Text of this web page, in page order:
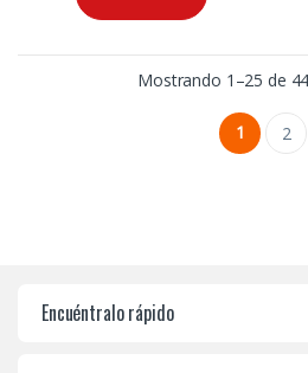
Mostrando 1–25 de
1 2
Encuéntralo rápido